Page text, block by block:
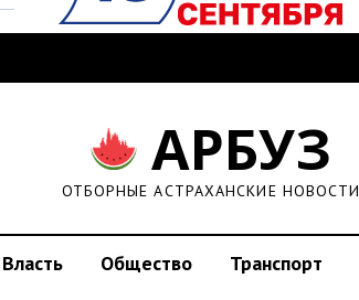
АРБУЗ
ОТБОРНЫЕ АСТРАХАНСКИЕ НОВОСТИ
Власть Общество Транспорт